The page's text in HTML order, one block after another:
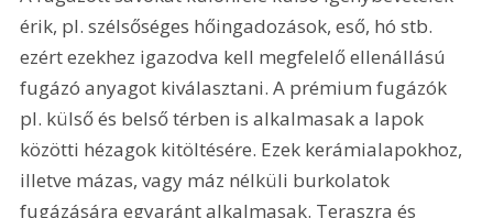
érik, pl. szélsőséges hőingadozások, eső, hó stb.
ezért ezekhez igazodva kell megfelelő ellenállású
fugázó anyagot kiválasztani. A prémium fugázók
pl. külső és belső térben is alkalmasak a lapok
közötti hézagok kitöltésére. Ezek kerámialapokhoz,
illetve mázas, vagy máz nélküli burkolatok
fugázására egyaránt alkalmasak. Teraszra és